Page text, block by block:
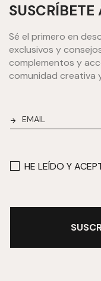
Sé el primero en
exclusivos y
complementos y
comunidad creativa
NEWSLETTER
HE LEÍDO Y